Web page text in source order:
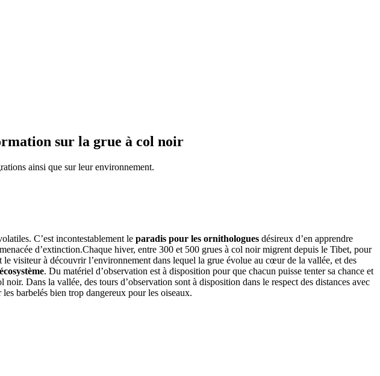
sur la grue à col noir
ainsi que sur leur environnement.
C’est incontestablement le paradis pour les ornithologues désireux d’en apprendre
d’extinction.Chaque hiver, entre 300 et 500 grues à col noir migrent depuis le Tibet, pour
visiteur à découvrir l’environnement dans lequel la grue évolue au cœur de la vallée, et des
. Du matériel d’observation est à disposition pour que chacun puisse tenter sa chance et
Dans la vallée, des tours d’observation sont à disposition dans le respect des distances avec
barbelés bien trop dangereux pour les oiseaux.